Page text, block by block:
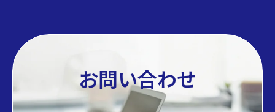
お問い合わせ